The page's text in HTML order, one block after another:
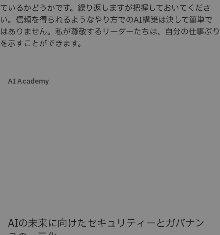
ているかどうかです。繰り返しますが把握しておいてくださ
い。信頼を得られるようなやり方でのAI構築は決して簡単で
はありません。私が尊敬するリーダーたちは、自分の仕事ぶり
を示すことができます。
AI Academy
AIの未来に向けたセキュリティーとガバナン